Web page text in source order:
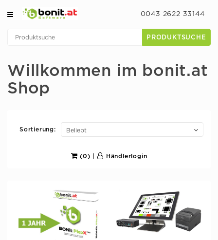
0043 2622 33144
PRODUKTSUCHE
Willkommen im bonit.at
Shop
Sortierung:
(0) | Händlerlogin